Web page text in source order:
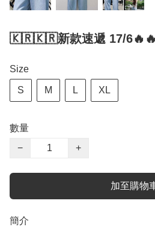
🇰🇷🇰🇷新款速遞 17/
Size
S M L XL
數量
−
+
加至購物
簡介